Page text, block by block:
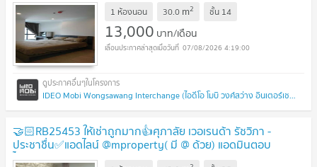
1 ห้องนอน 30.0 m2 ชั้น 14
13,000 บาท/เดือน
07/08/2026 4:19:00
IDEO Mobi Wongsawang Interchange (ไอดีโอ โมบิ วงศ์สว่าง อินเตอร์เชนจ์)
🤝🏻RB25453 ให้เช่าถูกมาก👍ศุภาลัย เวอเรนด้า รัชวิภา -
ประชาชื่น✅แอดไลน์ @mproperty( มี @ ด้วย) แอดมินตอบ
ไว